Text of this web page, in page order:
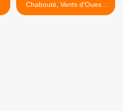
Chabouté, Vents d'Ouest,
2006 (F) >